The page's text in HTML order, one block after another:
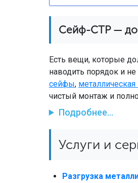
Сейф-СТР —
Есть вещи, которые
наводить порядок и
сейфы,
чистый монтаж и
Подробнее...
Услуги и
Разгрузка